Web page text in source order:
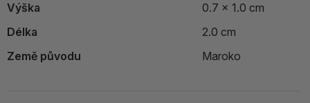
Výška
0.7 x 1.0 cm
Délka
2.0 cm
Země původu
Maroko